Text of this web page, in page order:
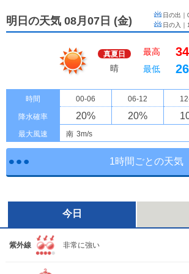
明日の天気 08月07日 (金) 日の出｜
日の入｜
真夏日
晴
最高 34
最低
26
時間 00-06 06-12
降水確率 20% 20%
最大風速 南 3m/s
1時間ごとの天気
今日
紫外線 非常に強い